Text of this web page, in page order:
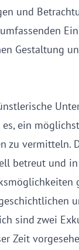
und
Gestaltung
ein
zu vermitteln.
betreut und
sind zwei
Zeit